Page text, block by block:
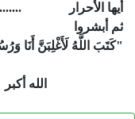
أيها الأحرار
ثم أبشروا
"كَتَبَ اللَّهُ لَأَغْلِبَنَّ أَنَا
الله